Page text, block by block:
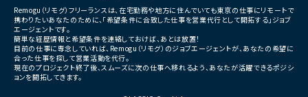
・テスト
・リリース対応
■その他補足
・全体約100名規模の大型プ
Remogu（リモグ）フリーランスは、在宅勤務や地方に住んでいても東京の仕事にリモートで
携わりたいあなたのために、「希望条件に合致した仕事を営業代行として開拓する」ジョブ
エージェントです。
簡単な経歴情報と希望条件を連絡しておけば、あとは放置！
目前の仕事に専念していれば、Remogu（リモグ）のジョブエージェントが、あなたの希望に
合った仕事を探して営業活動を代行。
現在のプロジェクト終了後、スムーズに次の仕事へ移れるよう、あなたが活躍できるポジシ
ョンを開拓してきます。